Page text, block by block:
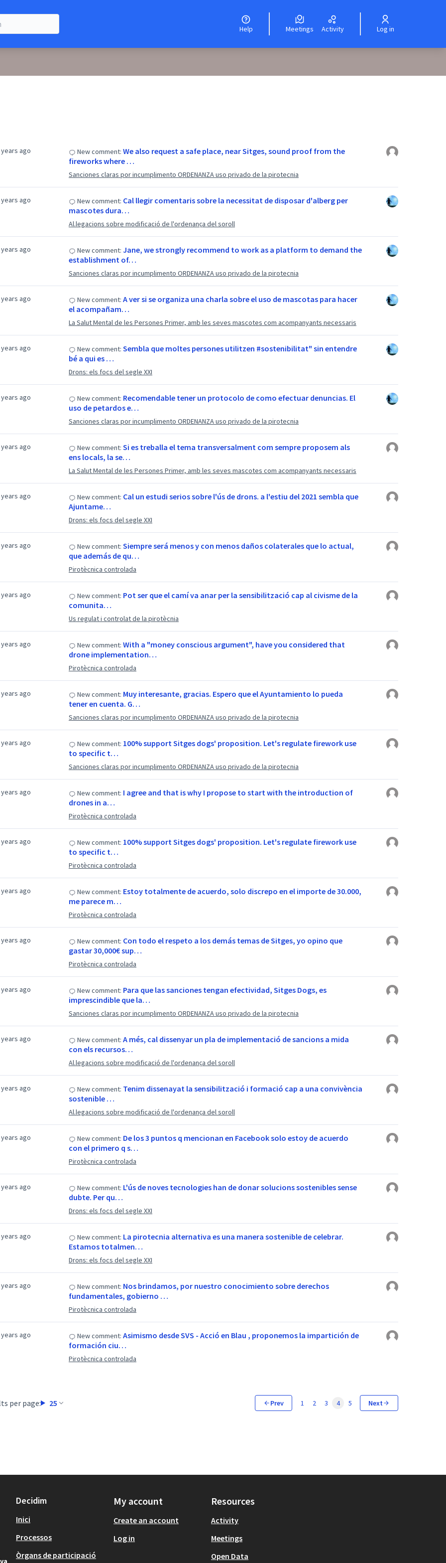
Help Meetings Activity Log in
ago New comment: We also request a safe place, near Sitges, sound proof from the
fireworks where …
Sanciones claras por incumplimento ORDENANZA uso privado de la pirotecnia
ago New comment: Cal llegir comentaris sobre la necessitat de disposar d'alberg per
mascotes dura…
Al.legacions sobre modificació de l'ordenança del soroll
ago New comment: Jane, we strongly recommend to work as a platform to demand the
establishment of…
Sanciones claras por incumplimento ORDENANZA uso privado de la pirotecnia
ago New comment: A ver si se organiza una charla sobre el uso de mascotas para hacer
el acompañam…
La Salut Mental de les Persones Primer, amb les seves mascotes com acompanyants necessaris
ago New comment: Sembla que moltes persones utilitzen #sostenibilitat" sin entendre
bé a qui es …
Drons: els focs del segle XXI
ago New comment: Recomendable tener un protocolo de como efectuar denuncias. El
uso de petardos e…
Sanciones claras por incumplimento ORDENANZA uso privado de la pirotecnia
ago New comment: Si es treballa el tema transversalment com sempre proposem als
ens locals, la se…
La Salut Mental de les Persones Primer, amb les seves mascotes com acompanyants necessaris
ago New comment: Cal un estudi serios sobre l'ús de drons. a l'estiu del 2021 sembla que
Ajuntame…
Drons: els focs del segle XXI
ago New comment: Siempre será menos y con menos daños colaterales que lo actual,
que además de qu…
Pirotècnica controlada
ago New comment: Pot ser que el camí va anar per la sensibilització cap al civisme de la
comunita…
Us regulat i controlat de la pirotècnia
ago New comment: With a "money conscious argument", have you considered that
drone implementation…
Pirotècnica controlada
ago New comment: Muy interesante, gracias. Espero que el Ayuntamiento lo pueda
tener en cuenta. G…
Sanciones claras por incumplimento ORDENANZA uso privado de la pirotecnia
ago New comment: 100% support Sitges dogs' proposition. Let's regulate firework use
to specific t…
Sanciones claras por incumplimento ORDENANZA uso privado de la pirotecnia
ago New comment: I agree and that is why I propose to start with the introduction of
drones in a…
Pirotècnica controlada
ago New comment: 100% support Sitges dogs' proposition. Let's regulate firework use
to specific t…
Pirotècnica controlada
ago New comment: Estoy totalmente de acuerdo, solo discrepo en el importe de 30.000,
me parece m…
Pirotècnica controlada
ago New comment: Con todo el respeto a los demás temas de Sitges, yo opino que
gastar 30,000€ sup…
Pirotècnica controlada
ago New comment: Para que las sanciones tengan efectividad, Sitges Dogs, es
imprescindible que la…
Sanciones claras por incumplimento ORDENANZA uso privado de la pirotecnia
ago New comment: A més, cal dissenyar un pla de implementació de sancions a mida
con els recursos…
Al.legacions sobre modificació de l'ordenança del soroll
ago New comment: Tenim dissenayat la sensibilització i formació cap a una convivència
sostenible …
Al.legacions sobre modificació de l'ordenança del soroll
ago New comment: De los 3 puntos q mencionan en Facebook solo estoy de acuerdo
con el primero q s…
Pirotècnica controlada
ago New comment: L'ús de noves tecnologies han de donar solucions sostenibles sense
dubte. Per qu…
Drons: els focs del segle XXI
ago New comment: La pirotecnia alternativa es una manera sostenible de celebrar.
Estamos totalmen…
Drons: els focs del segle XXI
ago New comment: Nos brindamos, por nuestro conocimiento sobre derechos
fundamentales, gobierno …
Pirotècnica controlada
ago New comment: Asimismo desde SVS - Acció en Blau , proponemos la impartición de
formación ciu…
Pirotècnica controlada
per page: 25 Prev 1 2 3 4 5 Next
Decidim
Inici
Processos
Òrgans de participació
My account
Create an account
Log in
Resources
Activity
Meetings
Open Data